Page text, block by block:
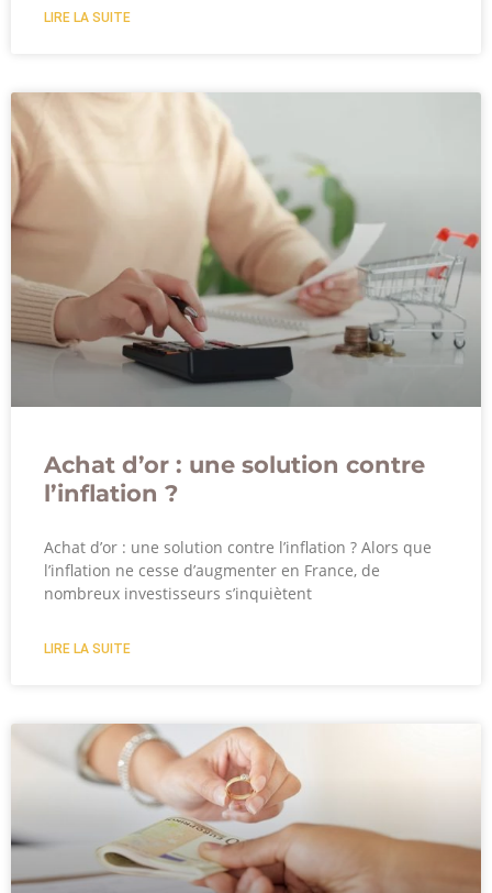
LIRE LA SUITE
Achat d’or : une solution contre
l’inflation ?
Achat d’or : une solution contre l’inflation ? Alors que
l’inflation ne cesse d’augmenter en France, de
nombreux investisseurs s’inquiètent
LIRE LA SUITE